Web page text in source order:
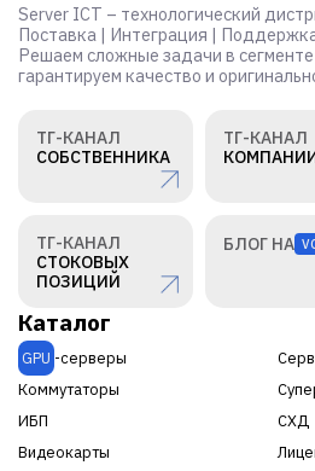
Server ICT – технологический
Поставка | Интеграция |
Решаем сложные задачи в
гарантируем качество и
ТГ-КАНАЛ
СОБСТВЕННИКА
ТГ-КАНАЛ
ТГ-КАНАЛ
СТОКОВЫХ
ПОЗИЦИЙ
БЛОГ НА
Каталог
GPU -серверы
Коммутаторы
ИБП
СХД
Видеокарты